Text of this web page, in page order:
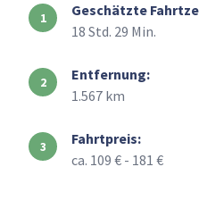
Geschätzte
18 Std. 29 Min.
Entfernung:
1.567 km
Fahrtpreis:
ca. 109 € - 181 €